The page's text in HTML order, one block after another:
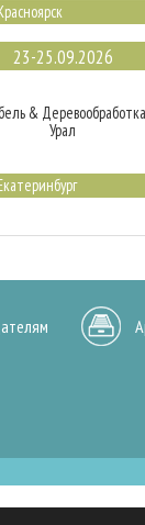
23-25.09.2026
& Деревообработка
Урал